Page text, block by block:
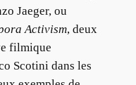
Jaeger, ou
Activism, deux
filmique
Scotini dans les